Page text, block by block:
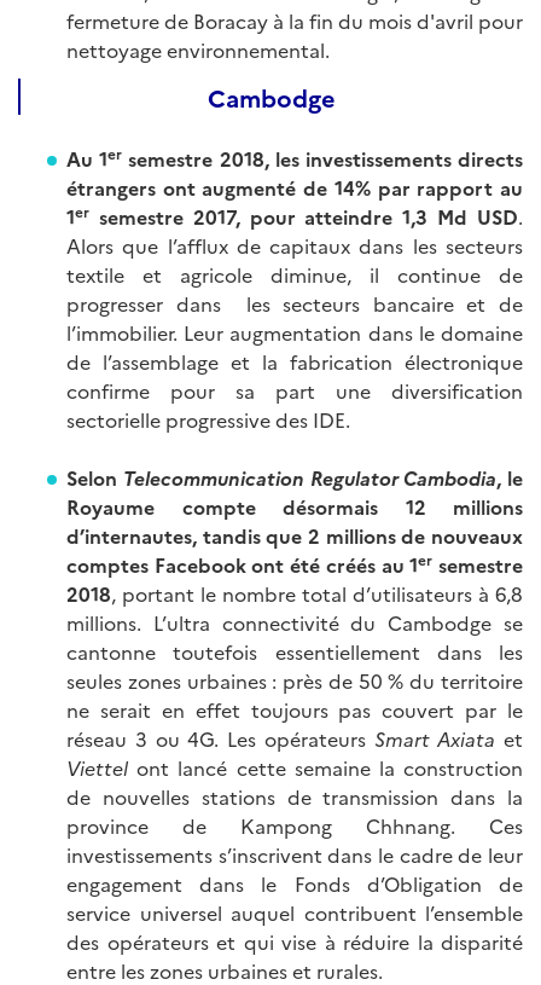
fermeture de Boracay à la fin du mois d'avril pour
nettoyage environnemental.
Cambodge
Au 1er semestre 2018, les investissements directs
étrangers ont augmenté de 14% par rapport au
1er semestre 2017, pour atteindre 1,3 Md USD.
Alors que l’afflux de capitaux dans les secteurs
textile et agricole diminue, il continue de
progresser dans les secteurs bancaire et de
l’immobilier. Leur augmentation dans le domaine
de l’assemblage et la fabrication électronique
confirme pour sa part une diversification
sectorielle progressive des IDE.
Selon Telecommunication Regulator Cambodia, le
Royaume compte désormais 12 millions
d’internautes, tandis que 2 millions de nouveaux
comptes Facebook ont été créés au 1er semestre
2018, portant le nombre total d’utilisateurs à 6,8
millions. L’ultra connectivité du Cambodge se
cantonne toutefois essentiellement dans les
seules zones urbaines : près de 50 % du territoire
ne serait en effet toujours pas couvert par le
réseau 3 ou 4G. Les opérateurs Smart Axiata et
Viettel ont lancé cette semaine la construction
de nouvelles stations de transmission dans la
province de Kampong Chhnang. Ces
investissements s’inscrivent dans le cadre de leur
engagement dans le Fonds d’Obligation de
service universel auquel contribuent l’ensemble
des opérateurs et qui vise à réduire la disparité
entre les zones urbaines et rurales.